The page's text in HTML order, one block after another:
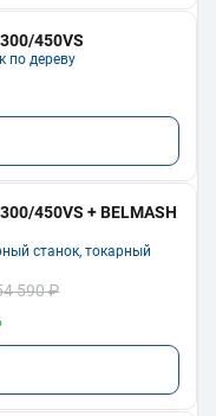
450VS
по дереву
450VS + BELMASH
станок, токарный
590 ₽